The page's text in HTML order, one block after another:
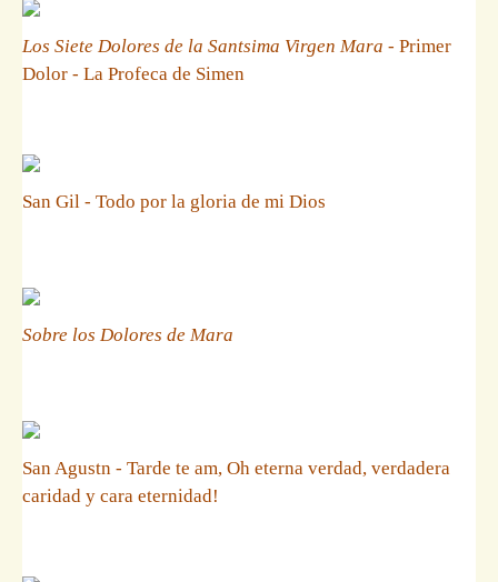
Los Siete Dolores de la Santsima Virgen Mara - Primer
Dolor - La Profeca de Simen
San Gil - Todo por la gloria de mi Dios
Sobre los Dolores de Mara
San Agustn - Tarde te am, Oh eterna verdad, verdadera
caridad y cara eternidad!